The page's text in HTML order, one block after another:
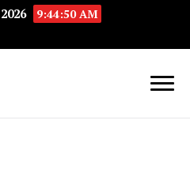
9:44:51 AM